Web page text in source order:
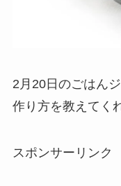
2月20日のごはん
作り方を教えてく
スポンサーリンク